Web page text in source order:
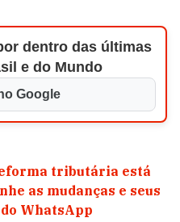
dentro das últimas
e do Mundo
Google
tributária está
as mudanças e seus
WhatsApp